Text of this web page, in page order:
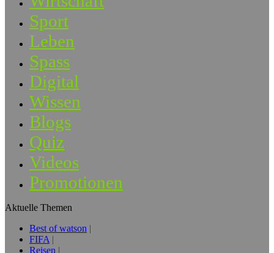
Sport
Leben
Spass
Digital
Wissen
Blogs
Quiz
Videos
Promotionen
Aktuelle Themen
Best of watson
FIFA
Reisen